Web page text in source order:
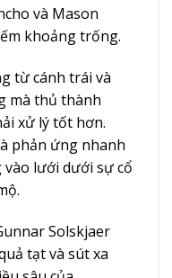
và Mason
khoảng trống.
từ cánh trái và
mà thủ thành
xử lý tốt hơn.
phản ứng nhanh
vào lưới dưới sự cổ
Solskjaer
tạt và sút xa